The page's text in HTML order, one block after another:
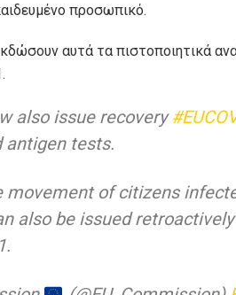
προσωπικό.
αυτά τα πιστοποιητικά
also issue recovery
antigen tests.
movement of citizens
also be issued